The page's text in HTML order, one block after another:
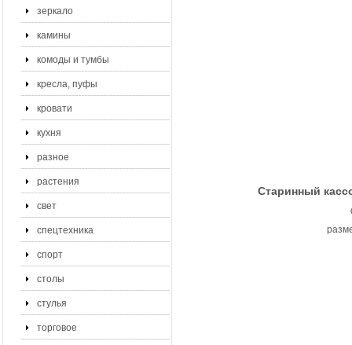
зеркало
камины
комоды и тумбы
кресла, пуфы
кровати
кухня
разное
растения
свет
спецтехника
спорт
столы
стулья
торговое
Старинный